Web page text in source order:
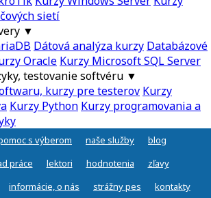
sietí
▼
Dátová analýza kurzy Databázové
Oracle Kurzy Microsoft SQL Server
testovanie softvéru ▼
kurzy pre testerov Kurzy
Kurzy Python Kurzy programovania a
s výberom naše služby
blog
práce
lektori hodnotenia
zľavy
informácie, o nás strážny pes kontakty